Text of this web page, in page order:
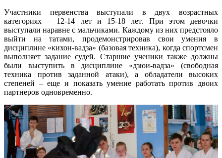
Участники первенства выступали в двух возрастных
категориях – 12-14 лет и 15-18 лет. При этом девочки
выступали наравне с мальчиками. Каждому из них предстояло
выйти на татами, продемонстрировав свои умения в
дисциплине «кихон-вадза» (базовая техника), когда спортсмен
выполняет задание судей. Старшие ученики также должны
были выступить в дисциплине «дзюи-вадза» (свободная
техника против заданной атаки), а обладатели высоких
степеней – еще и показать умение работать против двоих
партнеров одновременно.